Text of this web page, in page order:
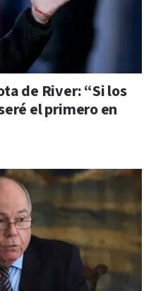
de River: “Si los
el primero en